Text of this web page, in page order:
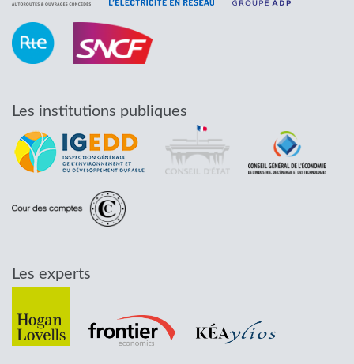
Les institutions publiques
Les experts